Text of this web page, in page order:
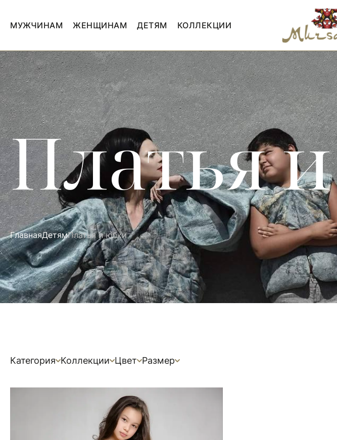
МУЖЧИНАМ ЖЕНЩИНАМ ДЕТЯМ КОЛЛЕКЦИИ
Платья
ГлавнаяДетямПлатья и юбки
Категория Коллекции Цвет Размер